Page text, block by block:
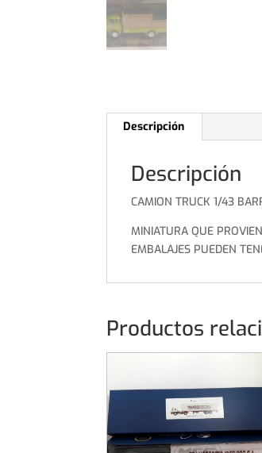
Descripción
Descripción
CAMION TRUCK 1/43
MINIATURA QUE
EMBALAJES PUEDEN
Productos